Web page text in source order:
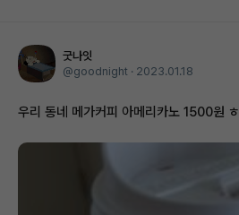
굿나잇
@goodnight · 2023.01.18
우리 동네 메가커피 아메리카노 1500원 ㅎ